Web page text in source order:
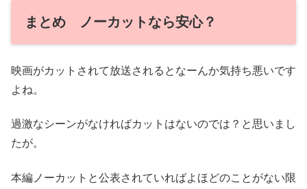
まとめ ノーカットなら安心？
映画がカットされて放送されるとなーんか気持ち悪いです
よね。
過激なシーンがなければカットはないのでは？と思いまし
たが。
本編ノーカットと公表されていればよほどのことがない限